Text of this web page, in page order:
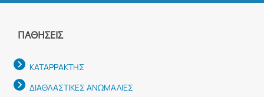
ΠΑΘΉΣΕΙΣ
ΚΑΤΑΡΡΑΚΤΗΣ
ΔΙΑΘΛΑΣΤΙΚΕΣ ΑΝΩΜΑΛΙΕΣ